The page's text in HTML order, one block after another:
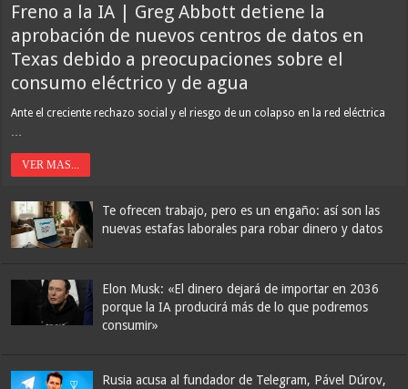
Fuerte comunicado de la AFA en respaldo a Gianni Infantino luego
de la polémica por la privatización del Mundial y tras la presión de la
Freno a la IA | Greg Abbott detiene la
aprobación de nuevos centros de datos en
Texas debido a preocupaciones sobre el
consumo eléctrico y de agua
Ante el creciente rechazo social y el riesgo de un colapso en la red eléctrica
…
VER MAS...
Te ofrecen trabajo, pero es un engaño: así son las
nuevas estafas laborales para robar dinero y datos
Elon Musk: «El dinero dejará de importar en 2036
porque la IA producirá más de lo que podremos
consumir»
Rusia acusa al fundador de Telegram, Pável Dúrov,